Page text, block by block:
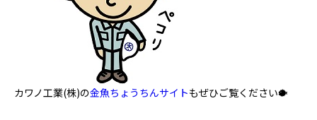
カワノ工業(株)の金魚ちょうちんサイトもぜひご覧ください🐡